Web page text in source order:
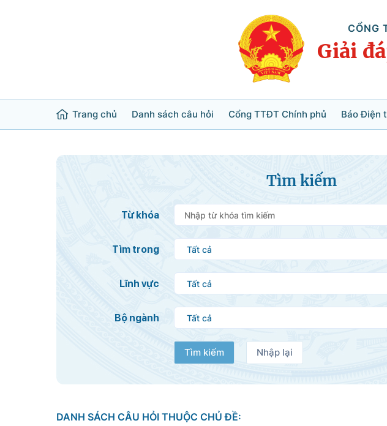
CỔNG
Giải
Trang chủ Danh sách câu hỏi Cổng TTĐT Chính phủ Báo Điện
Lĩnh vực
Bộ ngành
Tìm kiếm Nhập lại
Tìm kiếm
Từ khóa
Tìm trong
Lĩnh vực
Bộ ngành
Tìm kiếm Nhập lại
DANH SÁCH CÂU HỎI THUỘC CHỦ ĐỀ: